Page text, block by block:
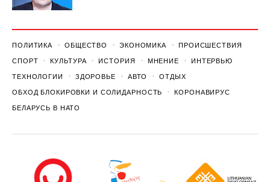
ПОЛИТИКА ОБЩЕСТВО ЭКОНОМИКА ПРОИСШЕСТВИЯ
СПОРТ КУЛЬТУРА ИСТОРИЯ МНЕНИЕ ИНТЕРВЬЮ
ТЕХНОЛОГИИ ЗДОРОВЬЕ АВТО ОТДЫХ
ОБХОД БЛОКИРОВКИ И СОЛИДАРНОСТЬ КОРОНАВИРУС
БЕЛАРУСЬ В НАТО